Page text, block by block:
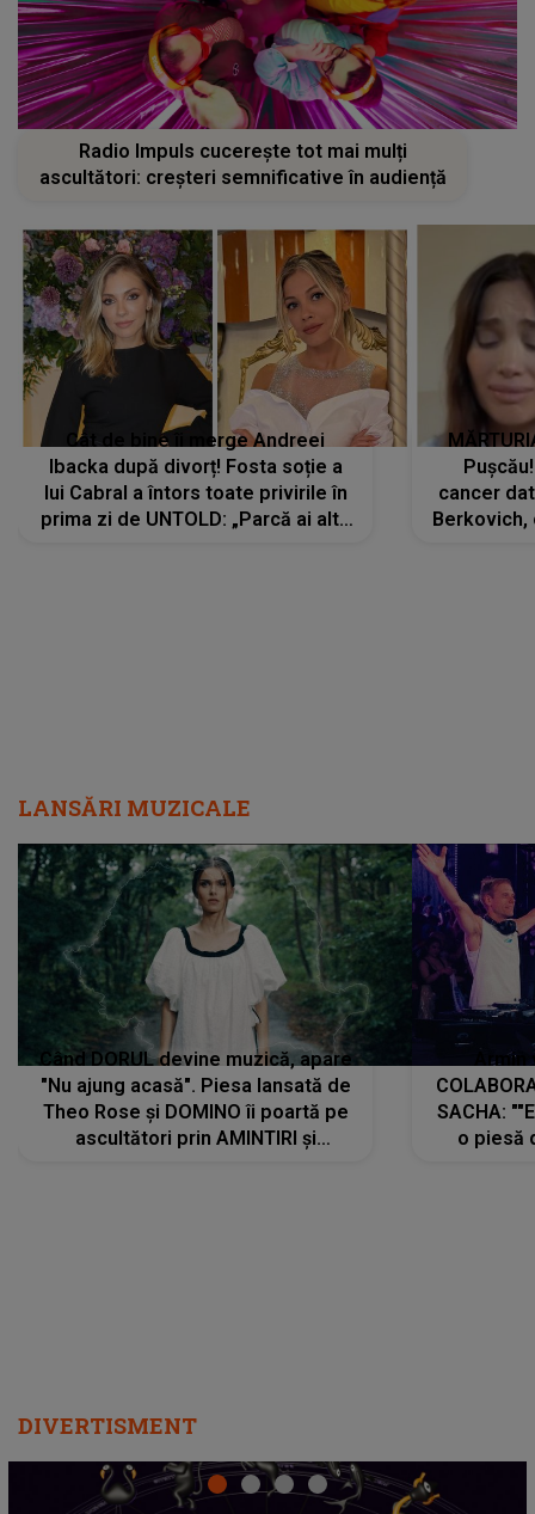
Radio Impuls cucerește tot mai mulți
ascultători: creșteri semnificative în audiență
Cât de bine îi merge Andreei
Ibacka după divorț! Fosta soție a
lui Cabral a întors toate privirile în
prima zi de UNTOLD: „Parcă ai altă
cancer
LANSĂRI MUZICALE
Când DORUL devine muzică, apare
"Nu ajung acasă". Piesa lansată de
Theo Rose și DOMINO îi poartă pe
ascultători prin AMINTIRI și
SACHA:
o piesă
DIVERTISMENT